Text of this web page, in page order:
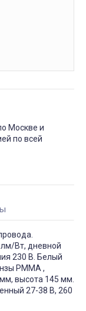
Москве и
по всей
Вт, дневной
230 В. Белый
PMMA ,
высота 145 мм.
27-38 В, 260